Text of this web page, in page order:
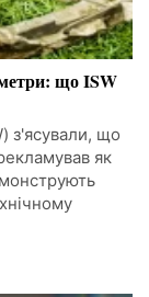
що ISW
з'ясували, що
як